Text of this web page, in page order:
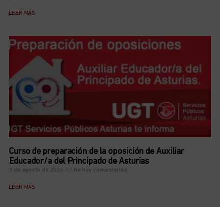
LEER MÁS
Curso de preparación de la oposición de Auxiliar
Educador/a del Principado de Asturias
3 de agosto de 2026 No hay comentarios
LEER MÁS